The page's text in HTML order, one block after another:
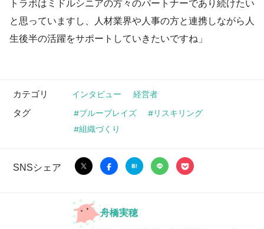
トラボはミドルシニアの方々のパートナーであり続けたい
と思っていますし、人材業界や人事の方と連携しながら人
生後半の活躍をサポートしていきたいですね」
カテゴリ インタビュー 経営者
タグ ブルーブレイズ
リスキリング
組織づくり
SNSシェア
舟橋実穂